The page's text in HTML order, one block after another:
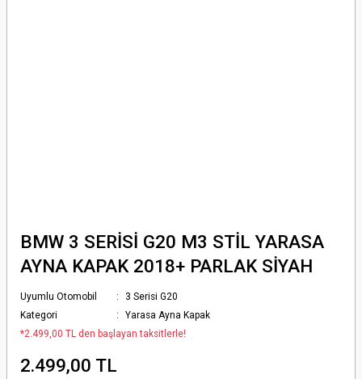
BMW 3 SERİSİ G20 M3 STİL YARASA
AYNA KAPAK 2018+ PARLAK SİYAH
Uyumlu Otomobil
3 Serisi G20
Kategori
Yarasa Ayna Kapak
*2.499,00 TL den başlayan taksitlerle!
2.499,00 TL